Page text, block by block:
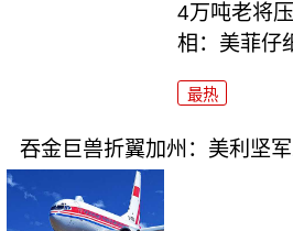
4万吨老将
相：美菲仔
最热
吞金巨兽折翼加州：美利坚